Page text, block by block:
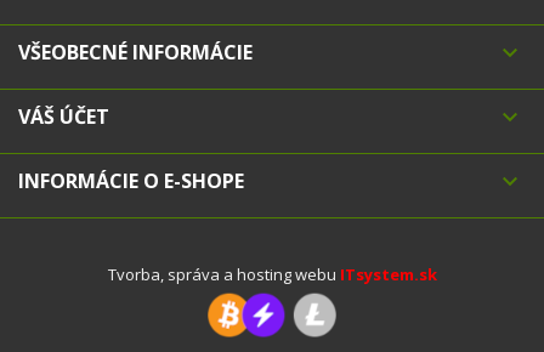
VŠEOBECNÉ INFORMÁCIE 
VÁŠ ÚČET 
INFORMÁCIE O E-SHOPE 
Tvorba, správa a hosting webu ITsystem.sk